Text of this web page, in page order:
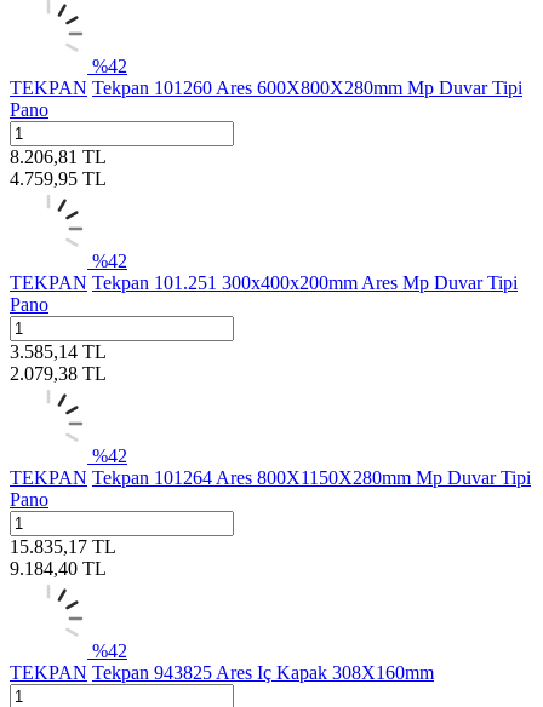
%42
TEKPAN Tekpan 101260 Ares 600X800X280mm Mp Duvar Tipi
Pano
8.206,81 TL
4.759,95 TL
%42
TEKPAN Tekpan 101.251 300x400x200mm Ares Mp Duvar Tipi
Pano
3.585,14 TL
2.079,38 TL
%42
TEKPAN Tekpan 101264 Ares 800X1150X280mm Mp Duvar Tipi
Pano
15.835,17 TL
9.184,40 TL
%42
TEKPAN Tekpan 943825 Ares Iç Kapak 308X160mm